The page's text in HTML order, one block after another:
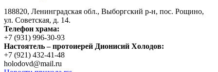
188820, Ленинградская обл., Выборгский р-н, пос. Рощино,
ул. Советская, д. 14.
Телефон храма:
+7 (931) 996-30-93
Настоятель – протоиерей Дионисий Холодов:
+7 (921) 432-41-48
holodovd@mail.ru